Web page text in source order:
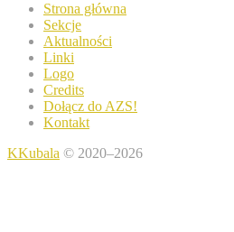
Strona główna
Sekcje
Aktualności
Linki
Logo
Credits
Dołącz do AZS!
Kontakt
KKubala © 2020–2026